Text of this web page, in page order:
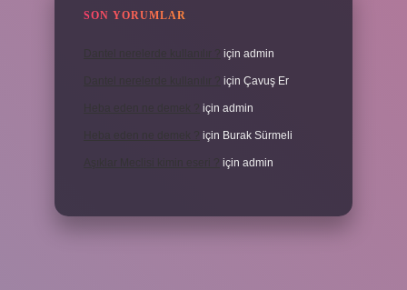
SON YORUMLAR
için admin
için Çavuş Er
için admin
için Burak Sürmeli
için admin